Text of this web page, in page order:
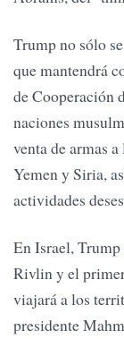
Trump no sólo
que mantendrá
de Cooperación
naciones
venta de armas
Yemen y Siria,
actividades
En Israel,
Rivlin y el
viajará a los
presidente